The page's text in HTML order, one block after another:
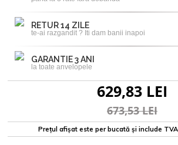
RETUR 14 ZILE
te-ai razgandit ? Iti dam banii inapoi
GARANTIE 3 ANI
la toate anvelopele
629,83 LEI
673,53 LEI
Prețul afișat este per bucată și include